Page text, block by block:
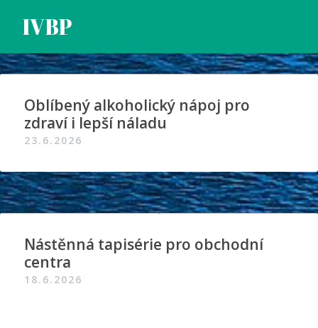
content
IVBP
Oblíbený alkoholický nápoj pro
zdraví i lepší náladu
23.6.2026
Nástěnná tapisérie pro obchodní
centra
18.6.2026